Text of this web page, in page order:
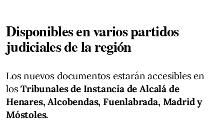
Disponibles en varios partidos
judiciales de la región
Los nuevos documentos estarán accesibles en
losTribunales de Instancia de Alcalá de
Henares, Alcobendas, Fuenlabrada, Madrid y
Móstoles.